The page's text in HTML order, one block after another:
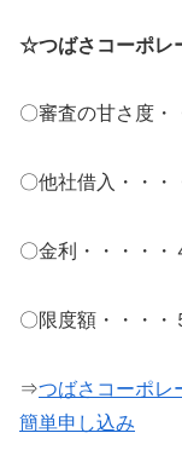
☆つばさコーポレ
〇審査の甘さ度
〇他社借入・・・
〇金利・・・・・
〇限度額・・・・
⇒つばさコーポレ
簡単申し込み